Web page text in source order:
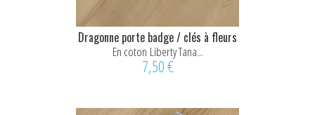
Dragonne porte badge / clés à fleurs
En coton Liberty Tana...
7,50 €